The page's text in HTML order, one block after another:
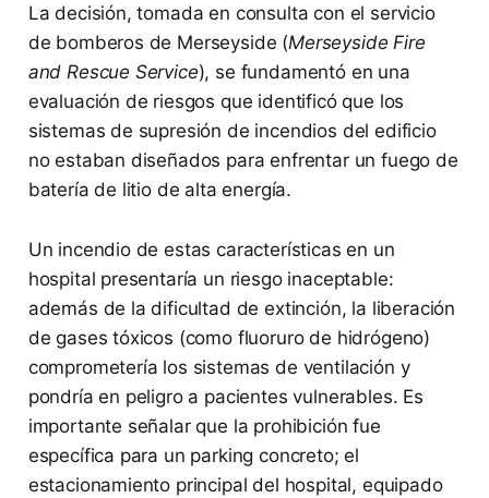
La decisión, tomada en consulta con el servicio
de bomberos de Merseyside (Merseyside Fire
and Rescue Service), se fundamentó en una
evaluación de riesgos que identificó que los
sistemas de supresión de incendios del edificio
no estaban diseñados para enfrentar un fuego de
batería de litio de alta energía.
Un incendio de estas características en un
hospital presentaría un riesgo inaceptable:
además de la dificultad de extinción, la liberación
de gases tóxicos (como fluoruro de hidrógeno)
comprometería los sistemas de ventilación y
pondría en peligro a pacientes vulnerables. Es
importante señalar que la prohibición fue
específica para un parking concreto; el
estacionamiento principal del hospital, equipado